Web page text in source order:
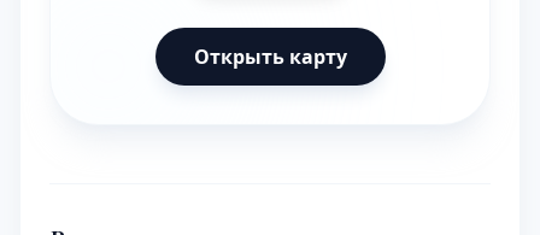
Открыть карту